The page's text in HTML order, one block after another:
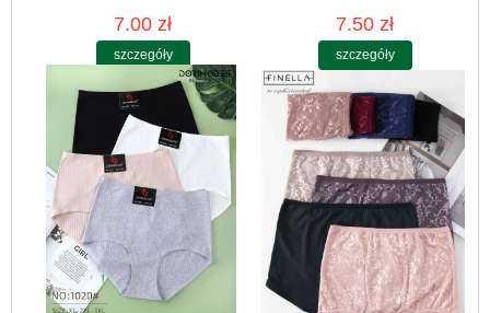
7.00 zł
szczegóły
7.50 zł
szczegóły